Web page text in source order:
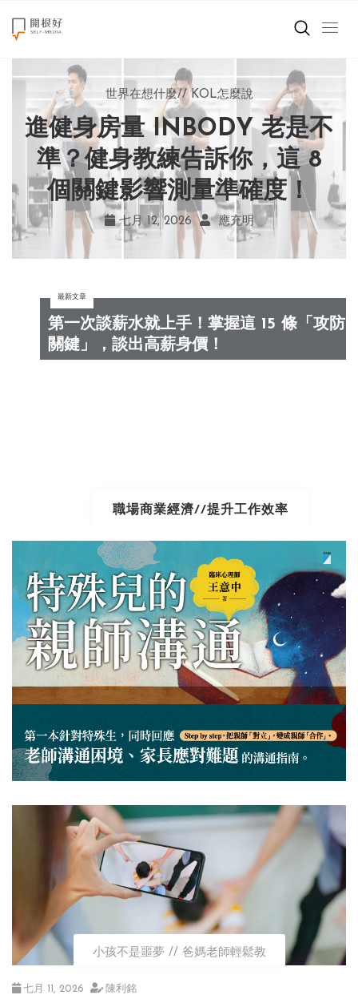
來點正能量
世界在想什麼
創造美好生活
小孩不是噩夢
職場商業經濟
影片專區
關於我們
世界在想什麼//地球村發生的事
AI 複製吉卜力畫風引爭議！
宮崎駿用七年證明：人腦創
作仍無可取代
七月 19, 2026 菲利浦．科特勒
來點正能量//與自己和解
別讓過去的榮耀嘲笑現在！
學會捨棄獎盃，活出當下的
真實幸福
七月 17, 2026 亞瑟．布魯克斯
來點正能量//女力至上
改變不用驚天動地！《米娜
家的星期六》看小女孩如何
勇敢跨出第一步
七月 22, 2026 不正田心
世界在想什麼//KOL怎麼說
進健身房量 INBODY 老是不
準？健身教練告訴你，這 8
個關鍵影響測量準確度！
七月 12, 2026 應充明
第一次談薪水就上手！掌握這 15 條「攻防
關鍵」，談出高薪身價！
最新文章
職場商業經濟//提升工作效率
小孩不是噩夢 爸媽老師輕鬆教
七月 11, 2026 陳利銘